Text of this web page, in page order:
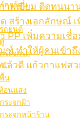
การ์ตูน
ถยนต์
ระจกรถ
น
อนแสง
ระจกฝ้า
ระจกหน้าร้าน
พเยี่ยม ติดทนนา
สร้างเอกลักษณ์
PP เพิ่มความเชื่
ฑ์ ทำให้ผู้คนเข้า
ล้วดี แก้วกาแฟส